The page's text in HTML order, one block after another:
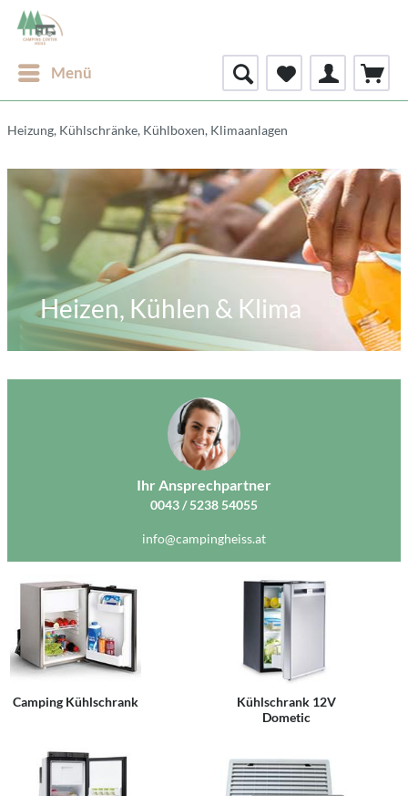
Menü
Heizung, Kühlschränke, Kühlboxen, Klimaanlagen
Heizen, Kühlen & Klima
Ihr Ansprechpartner
0043 / 5238 54055
info@campingheiss.at
Camping Kühlschrank
Kühlschrank 12V
Dometic